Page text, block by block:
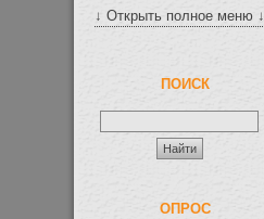
↓ Открыть полное меню ↓
ПОИСК
ОПРОС